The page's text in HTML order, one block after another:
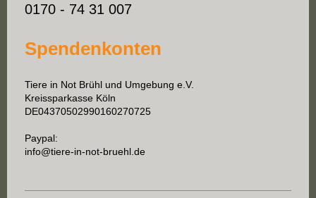
0170 - 74 31 007
Spendenkonten
Tiere in Not Brühl und Umgebung e.V.
Kreissparkasse Köln
DE04370502990160270725
Paypal:
info@tiere-in-not-bruehl.de